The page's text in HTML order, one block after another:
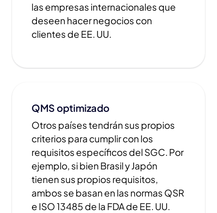
las empresas internacionales que
deseen hacer negocios con
clientes de EE. UU.
QMS optimizado
Otros países tendrán sus propios
criterios para cumplir con los
requisitos específicos del SGC. Por
ejemplo, si bien Brasil y Japón
tienen sus propios requisitos,
ambos se basan en las normas QSR
e ISO 13485 de la FDA de EE. UU.